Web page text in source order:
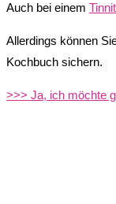
Auch bei einem
Allerdings können
Kochbuch sichern.
>>> Ja, ich möchte